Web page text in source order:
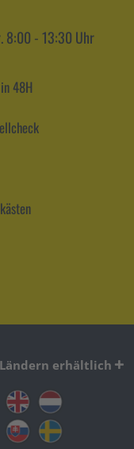
8:00 - 13:30 Uhr
48H
erhältlich